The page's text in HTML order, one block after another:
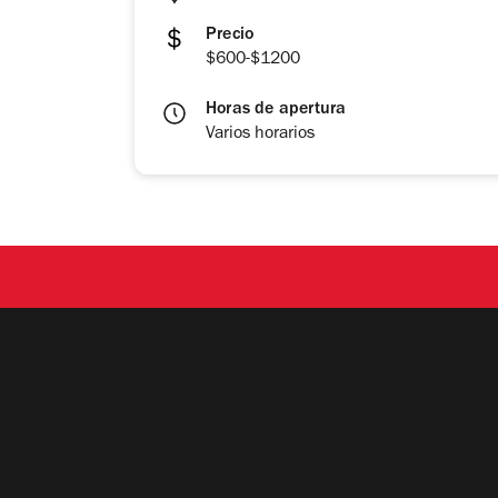
Precio
$600-$1200
Horas de apertura
Varios horarios